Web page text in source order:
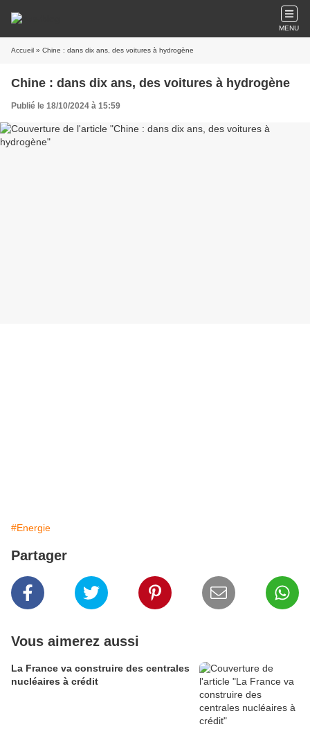
MENU
Accueil » Chine : dans dix ans, des voitures à hydrogène
Chine : dans dix ans, des voitures à hydrogène
Publié le 18/10/2024 à 15:59
#Energie
Partager
Vous aimerez aussi
La France va construire des centrales
nucléaires à crédit